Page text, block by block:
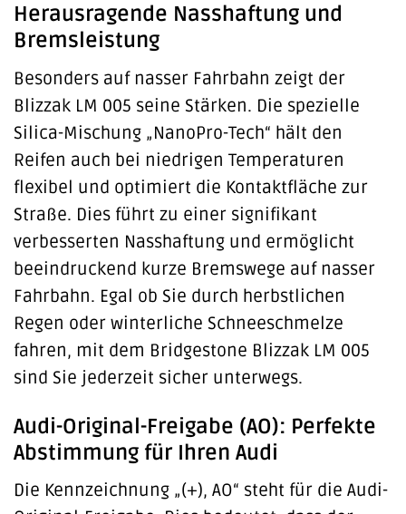
Herausragende Nasshaftung und
Bremsleistung
Besonders auf nasser Fahrbahn zeigt der
Blizzak LM 005 seine Stärken. Die spezielle
Silica-Mischung „NanoPro-Tech“ hält den
Reifen auch bei niedrigen Temperaturen
flexibel und optimiert die Kontaktfläche zur
Straße. Dies führt zu einer signifikant
verbesserten Nasshaftung und ermöglicht
beeindruckend kurze Bremswege auf nasser
Fahrbahn. Egal ob Sie durch herbstlichen
Regen oder winterliche Schneeschmelze
fahren, mit dem Bridgestone Blizzak LM 005
sind Sie jederzeit sicher unterwegs.
Audi-Original-Freigabe (AO): Perfekte
Abstimmung für Ihren Audi
Die Kennzeichnung „(+), AO“ steht für die Audi-